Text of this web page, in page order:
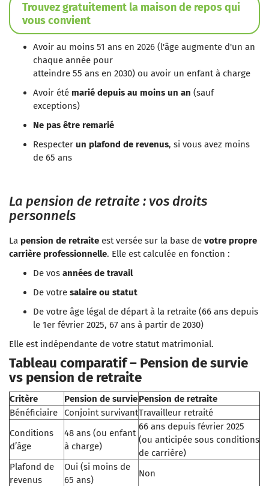
Trouvez gratuitement la maison de repos qui
vous convient
Avoir au moins 51 ans en 2026 (l'âge augmente d'un an
chaque année pour
atteindre 55 ans en 2030) ou avoir un enfant à charge
Avoir été marié depuis au moins un an (sauf
exceptions)
Ne pas être remarié
Respecter un plafond de revenus, si vous avez moins
de 65 ans
La pension de retraite : vos droits
personnels
La pension de retraite est versée sur la base de votre propre
carrière professionnelle. Elle est calculée en fonction :
De vos années de travail
De votre salaire ou statut
De votre âge légal de départ à la retraite (66 ans depuis
le 1er février 2025, 67 ans à partir de 2030)
Elle est indépendante de votre statut matrimonial.
Tableau comparatif – Pension de survie
vs pension de retraite
Critère Pension de surviePension de retraite
Bénéficiaire
Conjoint survivantTravailleur retraité
Conditions
d’âge
48 ans (ou enfant
à charge)
66 ans depuis février 2025
(ou anticipée sous conditions
de carrière)
Plafond de
revenus
Oui (si moins de
65 ans)
Non